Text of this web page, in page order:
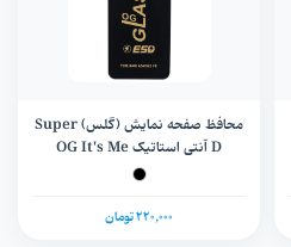
محافظ صفحه نمایش (گلس) Super
D آنتی استاتیک OG It's Me
سامسونگ Galaxy A54 / S20 FE /
220,000 تومان